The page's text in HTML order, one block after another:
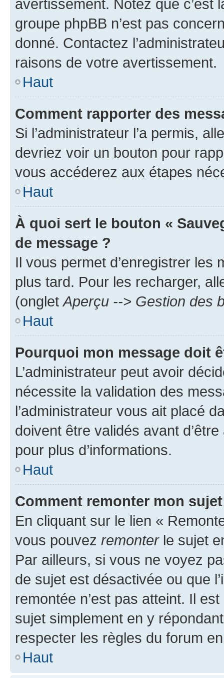
avertissement. Notez que c’est
groupe phpBB n’est pas
donné. Contactez
raisons de votre avertissement.
Haut
Comment rapporter des
Si l’administrateur l’a permis,
devriez voir un bouton pour
vous accéderez aux étapes
Haut
À quoi sert le bouton «
de message ?
Il vous permet d’enregistrer
plus tard. Pour les recharger,
(onglet Aperçu --> Gestion des
Haut
Pourquoi mon message doit
L’administrateur peut avoir
nécessite la validation des
l’administrateur vous ait placé
doivent être validés avant
pour plus d’informations.
Haut
Comment remonter mon
En cliquant sur le lien «
vous pouvez remonterle sujet
Par ailleurs, si vous ne voyez
de sujet est désactivée ou que
remontée n’est pas atteint. Il
sujet simplement en y
respecter les règles du forum
Haut